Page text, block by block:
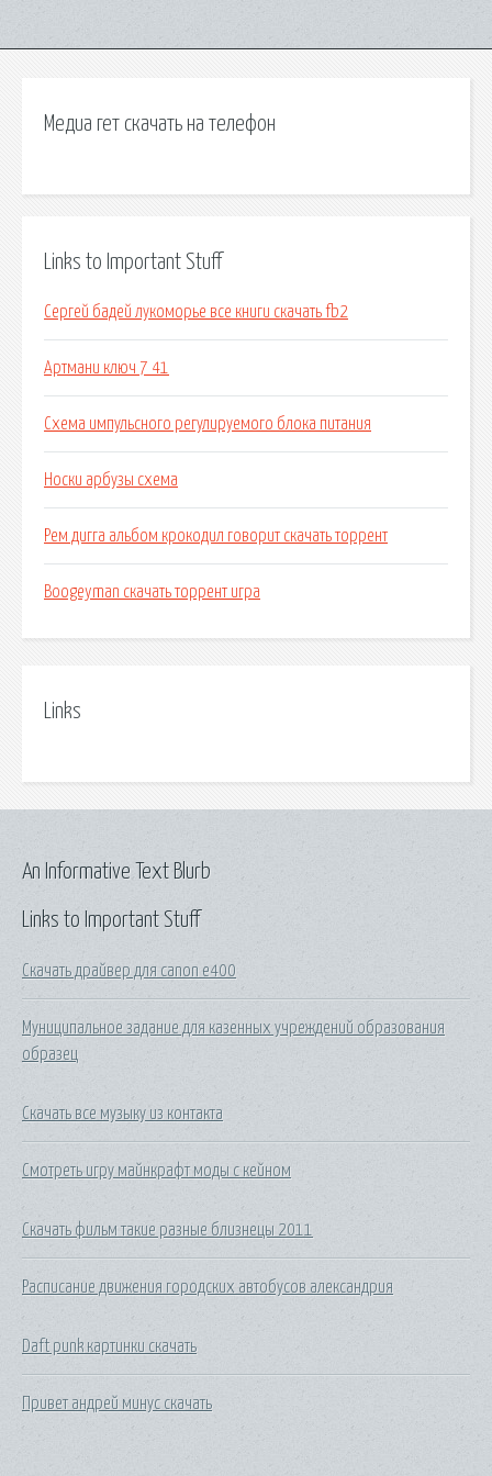
Медиа гет скачать на телефон
Links to Important Stuff
Сергей бадей лукоморье все книги скачать fb2
Артмани ключ 7 41
Схема импульсного регулируемого блока питания
Носки арбузы схема
Рем дигга альбом крокодил говорит скачать торрент
Boogeyman скачать торрент игра
Links
Links to Important Stuff
Скачать драйвер для canon e400
Муниципальное задание для казенных учреждений образования
образец
Скачать все музыку из контакта
Смотреть игру майнкрафт моды с кейном
Скачать фильм такие разные близнецы 2011
Расписание движения городских автобусов александрия
Daft punk картинки скачать
Привет андрей минус скачать
An Informative Text Blurb